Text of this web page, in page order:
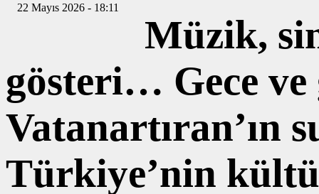
22 Mayıs 2026 - 18:11
Müzik,
gösteri… Gece ve
Vatanartıran’ın
Türkiye’nin